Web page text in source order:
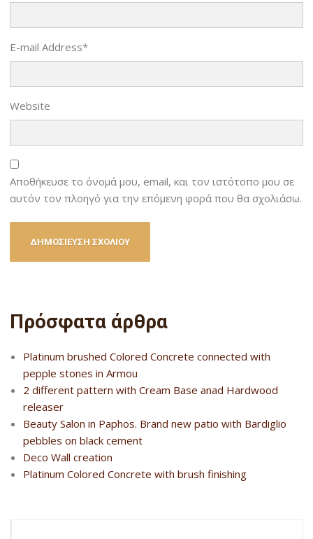
E-mail Address*
Website
Αποθήκευσε το όνομά μου, email, και τον ιστότοπο μου σε
αυτόν τον πλοηγό για την επόμενη φορά που θα σχολιάσω.
Πρόσφατα άρθρα
Platinum brushed Colored Concrete connected with
pepple stones in Armou
2 different pattern with Cream Base anad Hardwood
releaser
Beauty Salon in Paphos. Brand new patio with Bardiglio
pebbles on black cement
Deco Wall creation
Platinum Colored Concrete with brush finishing